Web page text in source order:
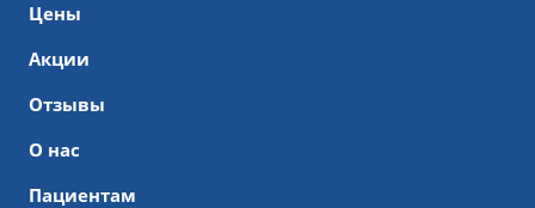
Цены
Акции
Отзывы
О нас
Пациентам